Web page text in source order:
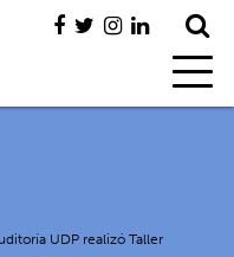
UDP realizó Taller